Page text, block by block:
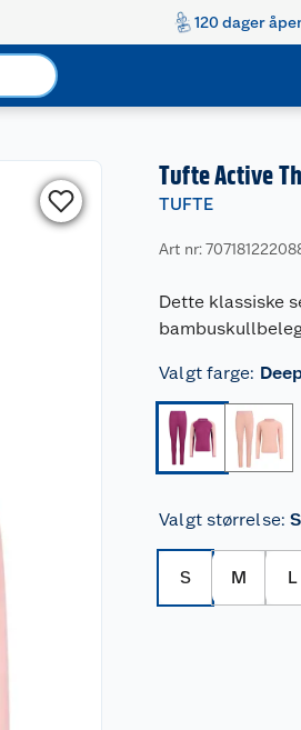
120 dager
Tufte Active
TUFTE
Art nr:
Dette klassiske
Valgt farge:
Valgt størrelse: S
S M L